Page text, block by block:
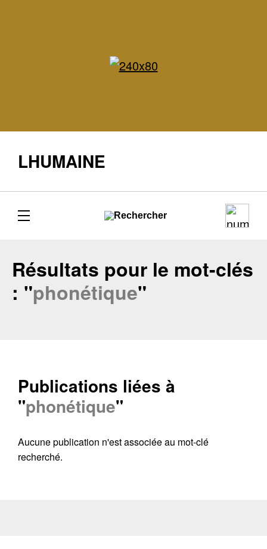
LHUMAINE
Résultats pour le mot-clés
: "phonétique"
Publications liées à
"phonétique"
Aucune publication n'est associée au mot-clé
recherché.
Contacter